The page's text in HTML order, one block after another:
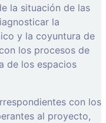
la situación de las
la
y la coyuntura de
los procesos de
de los espacios
con los
al proyecto,